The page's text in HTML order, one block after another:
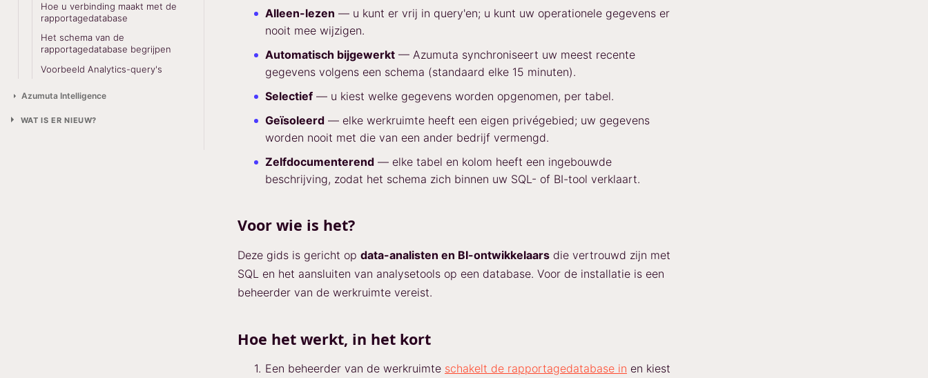
Hoe u verbinding maakt met de
rapportagedatabase
Het schema van de
rapportagedatabase begrijpen
Voorbeeld Analytics-query's
Azumuta Intelligence
WAT IS ER NIEUW?
Alleen-lezen — u kunt er vrij in query'en; u kunt uw operationele gegevens er
nooit mee wijzigen.
Automatisch bijgewerkt — Azumuta synchroniseert uw meest recente
gegevens volgens een schema (standaard elke 15 minuten).
Selectief — u kiest welke gegevens worden opgenomen, per tabel.
Geïsoleerd — elke werkruimte heeft een eigen privégebied; uw gegevens
worden nooit met die van een ander bedrijf vermengd.
Zelfdocumenterend — elke tabel en kolom heeft een ingebouwde
beschrijving, zodat het schema zich binnen uw SQL- of BI-tool verklaart.
Voor wie is het?
Deze gids is gericht op data-analisten en BI-ontwikkelaars die vertrouwd zijn met
SQL en het aansluiten van analysetools op een database. Voor de installatie is een
beheerder van de werkruimte vereist.
Hoe het werkt, in het kort
Een beheerder van de werkruimte schakelt de rapportagedatabase in en kiest